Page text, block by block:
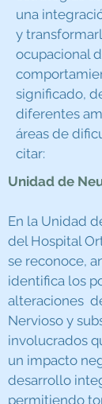
una
y
ocupacional
significado,
diferentes
áreas de
citar:
Unidad de
En la Unidad
del Hospital
se reconoce,
identifica los
alteraciones
Nervioso y
involucrados
un impacto
desarrollo
permitiendo